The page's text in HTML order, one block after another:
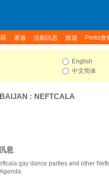
家族 活動訊息 旅遊 Perks會
English
中文简体
: NEFTCALA
息
gay dance parties and other